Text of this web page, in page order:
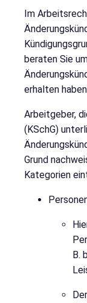
Im
beraten Sie
erhalten
Arbeitgeber,
(KSchG)
Grund
Kategorien
B.